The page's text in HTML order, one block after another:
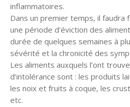
inflammatoires.
Dans un premier temps, il faudra
une période d’éviction des
durée de quelques semaines à
sévérité et la chronicité des
Les aliments auxquels l’ont
d’intolérance sont : les produits
les noix et fruits à coque, les
etc.